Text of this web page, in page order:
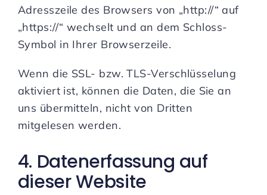
Adresszeile des Browsers von „http://“ auf
„https://“ wechselt und an dem Schloss-
Symbol in Ihrer Browserzeile.
Wenn die SSL- bzw. TLS-Verschlüsselung
aktiviert ist, können die Daten, die Sie an
uns übermitteln, nicht von Dritten
mitgelesen werden.
4. Datenerfassung auf
dieser Website